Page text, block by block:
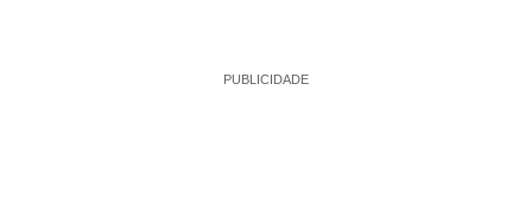
PUBLICIDADE